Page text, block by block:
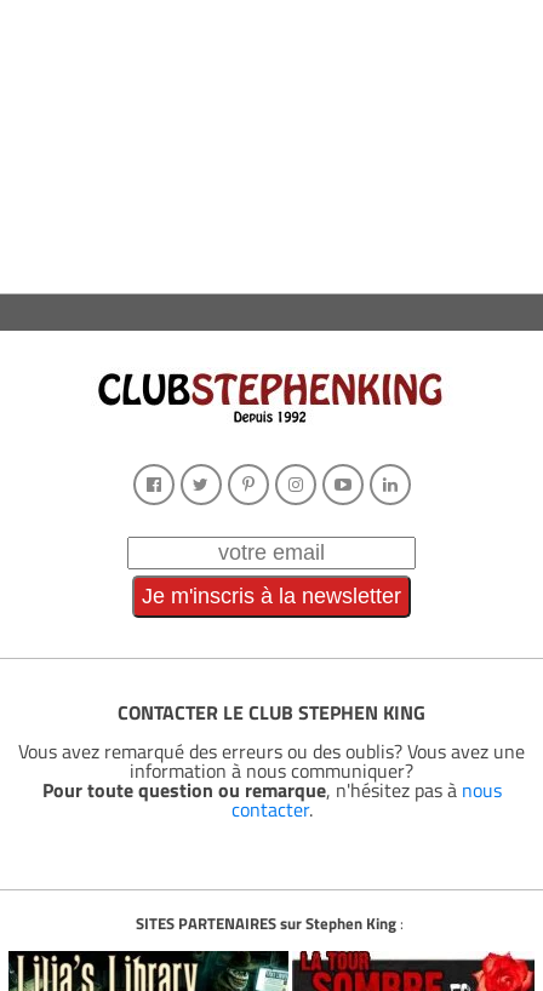
CONTACTER LE CLUB STEPHEN KING
Vous avez remarqué des erreurs ou des oublis? Vous avez une
information à nous communiquer?
Pour toute question ou remarque, n'hésitez pas à nous
contacter.
SITES PARTENAIRES sur Stephen King: